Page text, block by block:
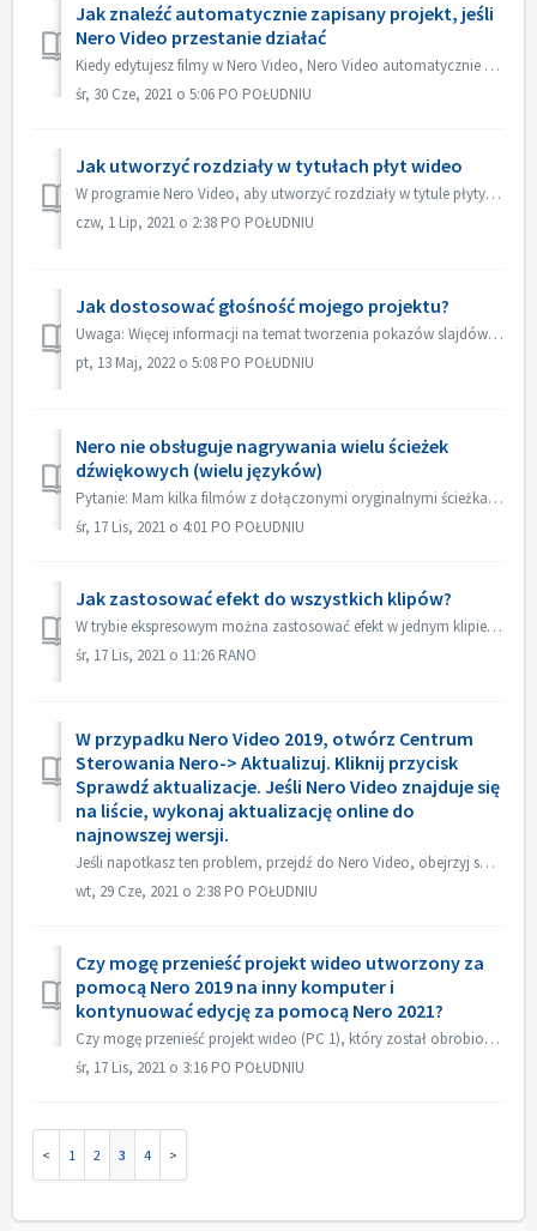
Jak znaleźć automatycznie zapisany projekt, jeśli
Nero Video przestanie działać
Kiedy edytujesz filmy w Nero Video, Nero Video automatycznie zapisuje Twój projekt w tle. Jeżeli Nero Video przestanie działać przed zapisaniem projektu, n...
śr, 30 Cze, 2021 o 5:06 PO POŁUDNIU
Jak utworzyć rozdziały w tytułach płyt wideo
W programie Nero Video, aby utworzyć rozdziały w tytule płyty, 1. Na ekranie Zawartość wybierz tytuł. 2. Pod podglądem tytułu przesuń znacznik pozycji do mi...
czw, 1 Lip, 2021 o 2:38 PO POŁUDNIU
Jak dostosować głośność mojego projektu?
Uwaga: Więcej informacji na temat tworzenia pokazów slajdów z muzyką można znaleźć pod następującym łączem: Tworzenie pokazów slajdów z muzyką W Edycji zaa...
pt, 13 Maj, 2022 o 5:08 PO POŁUDNIU
Nero nie obsługuje nagrywania wielu ścieżek
dźwiękowych (wielu języków)
Pytanie: Mam kilka filmów z dołączonymi oryginalnymi ścieżkami dźwiękowymi w 2 językach (niemiecki i angielski）. Ale nie udaje mi się umieścić drugiej ścież...
śr, 17 Lis, 2021 o 4:01 PO POŁUDNIU
Jak zastosować efekt do wszystkich klipów?
W trybie ekspresowym można zastosować efekt w jednym klipie, a następnie otworzyć "Sterowanie efektem ekspresowym", włączyć opcję "Zastosuj d...
śr, 17 Lis, 2021 o 11:26 RANO
W przypadku Nero Video 2019, otwórz Centrum
Sterowania Nero-> Aktualizuj. Kliknij przycisk
Sprawdź aktualizacje. Jeśli Nero Video znajduje się
na liście, wykonaj aktualizację online do
najnowszej wersji.
Jeśli napotkasz ten problem, przejdź do Nero Video, obejrzyj swój projekt źródłowy. Upewnij się przed nagraniem, że dźwięk jest w porządku. Jeżeli nie ma dź...
wt, 29 Cze, 2021 o 2:38 PO POŁUDNIU
Czy mogę przenieść projekt wideo utworzony za
pomocą Nero 2019 na inny komputer i
kontynuować edycję za pomocą Nero 2021?
Czy mogę przenieść projekt wideo (PC 1), który został obrobiony za pomocą Nero 2019, na inny komputer (PC 2) i kontynuować edycję za pomocą Nero 2021? Tak, ...
śr, 17 Lis, 2021 o 3:16 PO POŁUDNIU
1 2 3 4